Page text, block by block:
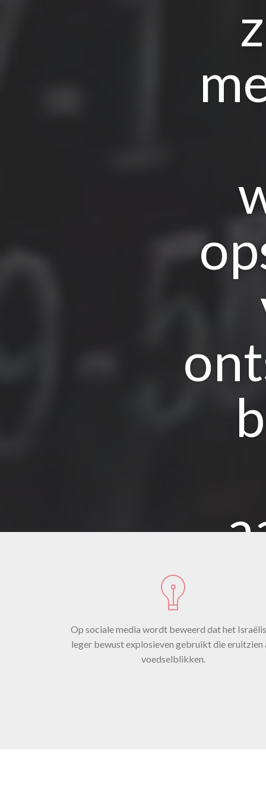
Op sociale media wordt beweerd dat het
leger bewust explosieven gebruikt die eruitzien
voedselblikken.